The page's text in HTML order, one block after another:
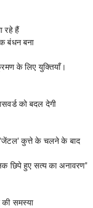
रहे हैं
बंधन बना
के लिए युक्तियाँ।
को बदल देगी
'जेंटल' कुत्ते के चलने के बाद
छिपे हुए सत्य का अनावरण"
की समस्या